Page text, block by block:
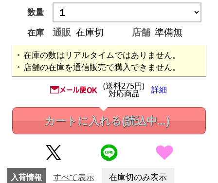
数量
在庫
通販 在庫切 店舗 準備無
在庫の数はリアルタイムではありません。
店舗の在庫を通信販売で購入できません。
(送料275円)
対応商品 詳細
カートに入れる(読込中...)
入荷情報 すべて表示 在庫切のみ表示